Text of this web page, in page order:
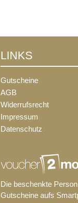
LINKS
Gutscheine
AGB
Widerrufsrecht
Impressum
Datenschutz
Die beschenkte
Gutscheine aufs